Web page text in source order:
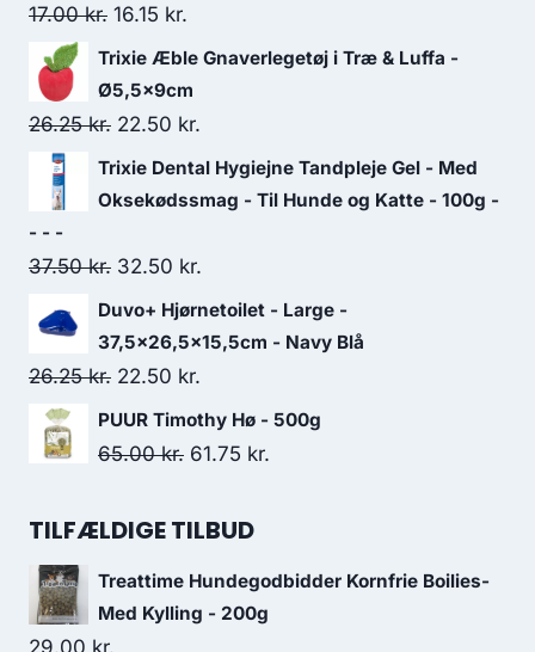
17.00kr. Den
oprindelige
pris
var:
17.00 kr..
16.15 kr.
aktuelle
pris
er:
16.15 kr..
Trixie Æble Gnaverlegetøj i Træ & Luffa -
Ø5,5x9cm
26.25kr. Den
oprindelige
pris
26.25 kr..
22.50 kr.
aktuelle
pris
22.50 kr..
Trixie Dental Hygiejne Tandpleje Gel - Med
Oksekødssmag - Til Hunde og Katte - 100g -
- - -
37.50kr. Den
oprindelige
pris
var:
37.50 kr..
32.50 kr.
aktuelle
pris
32.50 kr..
Duvo+ Hjørnetoilet - Large -
37,5x26,5x15,5cm - Navy Blå
26.25kr. Den
oprindelige
pris
26.25 kr..
22.50 kr.
aktuelle
pris
22.50 kr..
PUUR Timothy Hø - 500g
65.00kr. Den
pris
65.00 kr..
61.75 kr.
61.75 kr..
TILFÆLDIGE TILBUD
Treattime Hundegodbidder Kornfrie Boilies-
Med Kylling - 200g
29.00 kr.